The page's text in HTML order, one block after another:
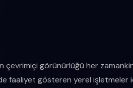
çevrimiçi görünürlüğü her
faaliyet gösteren yerel işletmeler